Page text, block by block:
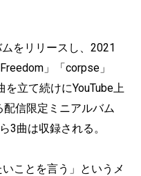
をリリースし、2021
」「corpse」
を立て続けにYouTube上
信限定ミニアルバム
3曲は収録される。
ことを言う」というメ